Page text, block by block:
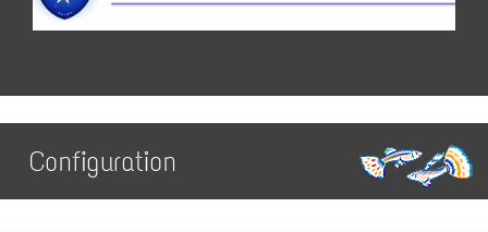
Configuration